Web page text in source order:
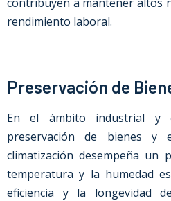
rendimiento laboral.
Preservación de
En el ámbito industrial y
preservación de bienes y
climatización desempeña un
temperatura y la humedad
eficiencia y la longevidad